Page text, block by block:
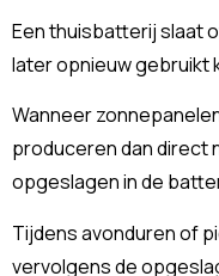
Een thuisbatterij slaat
later opnieuw gebruikt
Wanneer
produceren dan direct
opgeslagen in de
Tijdens avonduren of
vervolgens de